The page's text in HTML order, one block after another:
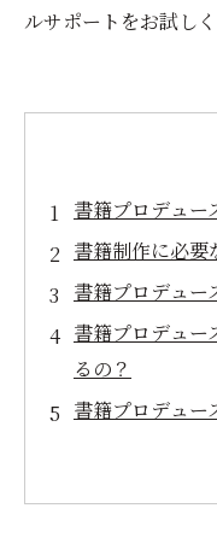
ルサポートをお試しく
書籍プロデュー
書籍制作に必要
書籍プロデュー
書籍プロデュー
るの？
書籍プロデュー